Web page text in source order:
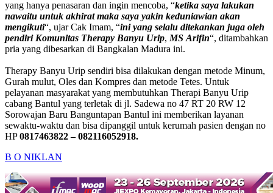
yang hanya penasaran dan ingin mencoba, “ketika saya lakukan
nawaitu untuk akhirat maka saya yakin keduniawian akan
mengikuti“, ujar Cak Imam, “ini yang selalu ditekankan juga oleh
pendiri Komunitas Therapy Banyu Urip, MS Arifin“, ditambahkan
pria yang dibesarkan di Bangkalan Madura ini.
Therapy Banyu Urip sendiri bisa dilakukan dengan metode Minum,
Gurah mulut, Oles dan Kompres dan metode Tetes. Untuk
pelayanan masyarakat yang membutuhkan Therapi Banyu Urip
cabang Bantul yang terletak di jl. Sadewa no 47 RT 20 RW 12
Sorowajan Baru Banguntapan Bantul ini memberikan layanan
sewaktu-waktu dan bisa dipanggil untuk kerumah pasien dengan no
HP0817463822 – 082116052918.
B O NIKLAN